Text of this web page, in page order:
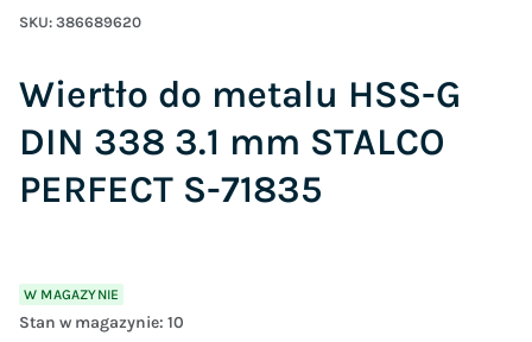
SKU: 386689620
Wiertło do metalu HSS-G
DIN 338 3.1 mm STALCO
PERFECT S-71835
W MAGAZYNIE
Stan w magazynie: 10